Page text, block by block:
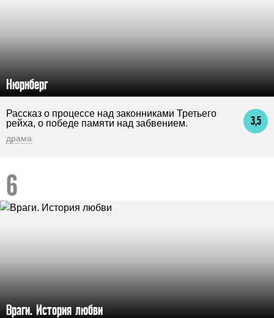
Нюрнберг
3,5
Рассказ о процессе над законниками Третьего
рейха, о победе памяти над забвением.
драма
Враги. История любви